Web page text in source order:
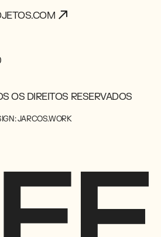
OS DIREITOS RESERVADOS
JARCOS.WORK
para fornecer a funcionalidade
sua experiência e analisar
nosso site, você concorda com
e uso de cookies.